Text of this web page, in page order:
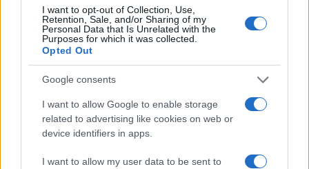
I want to opt-out of Collection, Use,
Retention, Sale, and/or Sharing of my
Personal Data that Is Unrelated with the
Purposes for which it was collected.
Opted Out
Google consents
I want to allow Google to enable storage
related to advertising like cookies on web or
device identifiers in apps.
I want to allow my user data to be sent to
costituirebbe unamisura eccessiva e non
giustificatain un luogo già provvisto di tutte le
norme di sicurezza anti contagio, andando a
sovvertire addirittura il concetto di “inclusività”
che è proprio del museo.
#COVID #GREEN PASS
Pagina PAGINA